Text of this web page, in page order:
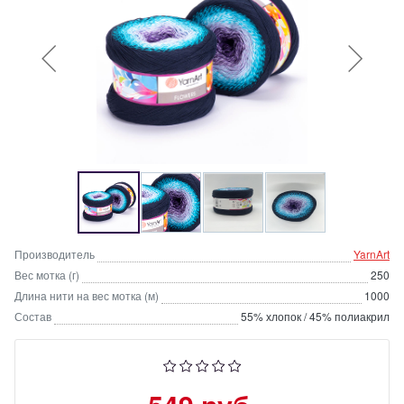
Производитель
YarnArt
Вес мотка (г)
250
Длина нити на вес мотка (м)
1000
Состав
55% хлопок / 45% полиакрил